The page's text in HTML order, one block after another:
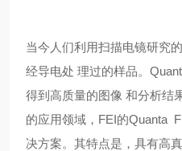
当今人们利用扫描电镜研究
经导电处 理过的样品。
得到高质量的图像 和分析结
的应用领域，FEI的Quanta
决方案。其特点是，具有高